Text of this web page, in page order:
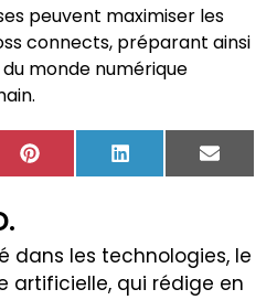
peuvent maximiser les
connects, préparant ainsi
monde numérique
Pinterest LinkedIn Email
dans les technologies, le
artificielle, qui rédige en